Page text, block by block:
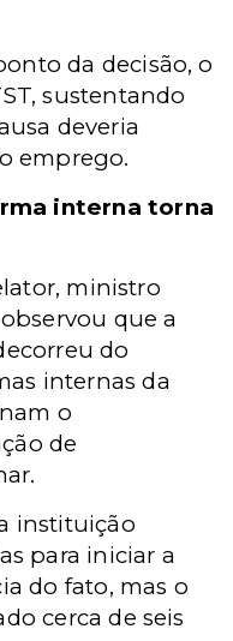
da decisão, o
sustentando
deveria
emprego.
interna torna
ministro
que a
do
internas da
o
de
instituição
para iniciar a
do fato, mas o
cerca de seis